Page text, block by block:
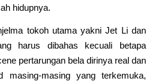
hidupnya.
tokoh utama yakni Jet Li dan
harus dibahas kecuali betapa
pertarungan bela dirinya real dan
masing-masing yang terkemuka,